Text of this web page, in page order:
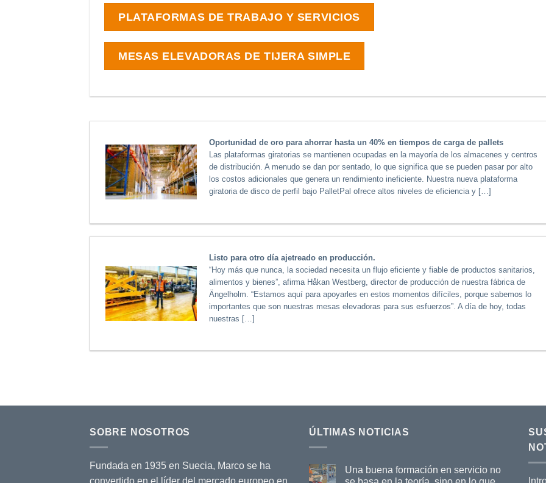
PLATAFORMAS DE TRABAJO Y SERVICIOS
MESAS ELEVADORAS DE TIJERA SIMPLE
Oportunidad de oro para ahorrar hasta un 40% en tiempos de carga de pallets
Las plataformas giratorias se mantienen ocupadas en la mayoría de los almacenes y centros
de distribución. A menudo se dan por sentado, lo que significa que se pueden pasar por alto
los costos adicionales que genera un rendimiento ineficiente. Nuestra nueva plataforma
giratoria de disco de perfil bajo PalletPal ofrece altos niveles de eficiencia y […]
Listo para otro día ajetreado en producción.
“Hoy más que nunca, la sociedad necesita un flujo eficiente y fiable de productos sanitarios,
alimentos y bienes”, afirma Håkan Westberg, director de producción de nuestra fábrica de
Ängelholm. “Estamos aquí para apoyarles en estos momentos difíciles, porque sabemos lo
importantes que son nuestras mesas elevadoras para sus esfuerzos”. A día de hoy, todas
nuestras […]
SOBRE NOSOTROS
Fundada en 1935 en Suecia, Marco se ha
convertido en el líder del mercado europeo en
ÚLTIMAS NOTICIAS
Una buena formación en servicio no